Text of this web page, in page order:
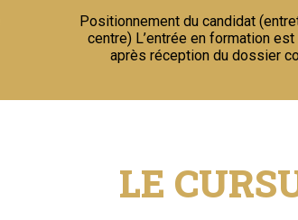
Positionnement du candidat
centre) L’entrée en formation
après réception du dossier
LE